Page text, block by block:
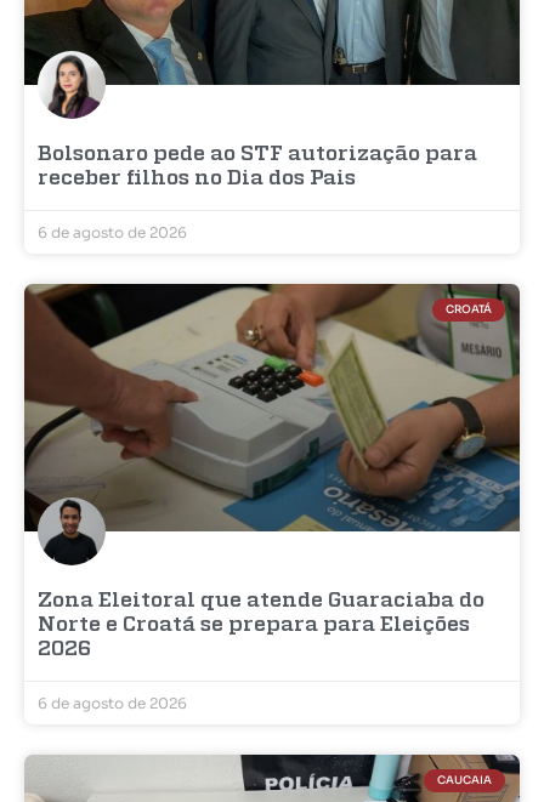
Bolsonaro pede ao STF autorização para
receber filhos no Dia dos Pais
6 de agosto de 2026
CROATÁ
Zona Eleitoral que atende Guaraciaba do
Norte e Croatá se prepara para Eleições
2026
6 de agosto de 2026
CAUCAIA